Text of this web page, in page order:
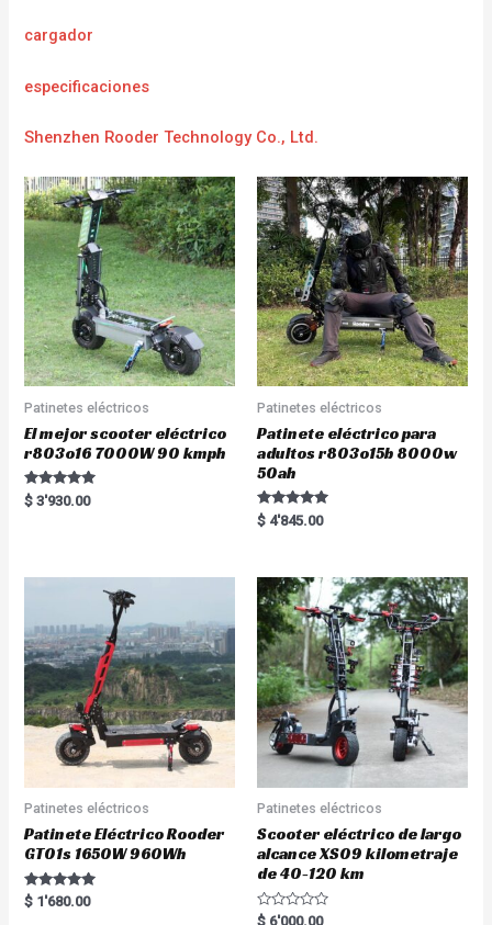
cargador
especificaciones
Shenzhen Rooder Technology Co., Ltd.
Patinetes eléctricos
El mejor scooter eléctrico
r803o16 7000W 90 kmph
Rated
5.00
$ 3'930.00
Patinetes eléctricos
Patinete eléctrico para
adultos r803o15b 8000w
50ah
Rated
5.00
$ 4'845.00
Patinetes eléctricos
Patinete Eléctrico Rooder
GT01s 1650W 960Wh
Rated
5.00
$ 1'680.00
Patinetes eléctricos
Scooter eléctrico de largo
alcance XS09 kilometraje
de 40-120 km
R
$ 6'000.00